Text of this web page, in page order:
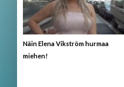
Näin Elena Vikström hurmaa
miehen!